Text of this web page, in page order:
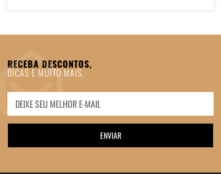
RECEBA DESCONTOS,
DICAS E MUITO MAIS.
ENVIAR